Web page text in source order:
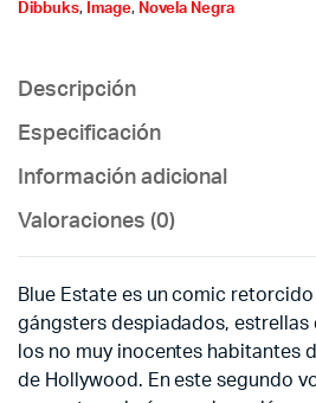
Dibbuks, Image, Novela Negra
Descripción
Especificación
Información adicional
Valoraciones (0)
Blue Estate es un comic
gángsters despiadados, estrellas
los no muy inocentes habitantes
de Hollywood. En este segundo